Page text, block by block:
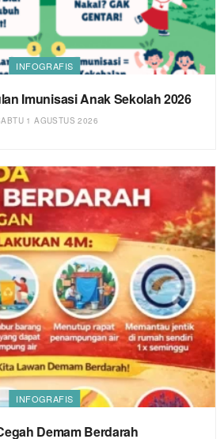
INFOGRAFIS
Imunisasi Anak Sekolah 2026
1 AGUSTUS 2026
INFOGRAFIS
Demam Berdarah